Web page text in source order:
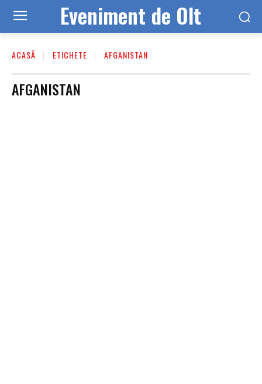
Eveniment de Olt
ACASĂ ETICHETE AFGANISTAN
AFGANISTAN